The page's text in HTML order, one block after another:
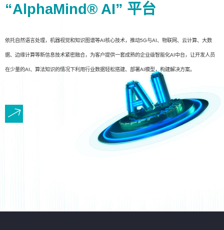
“AlphaMind® AI” 平台
依托自然语言处理，机器视觉和知识图谱等AI核心技术，推动5G与AI、物联网、云计算、大数
据、边缘计算等新信息技术紧密融合，为客户提供一套成熟的企业级智能化AI中台，让开发人员
在少量的AI、算法知识的情况下利用行业数据轻松搭建、部署AI模型，构建解决方案。